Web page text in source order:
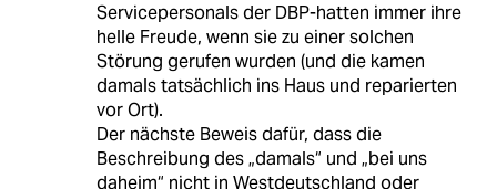
Servicepersonals der DBP-hatten immer ihre
helle Freude, wenn sie zu einer solchen
Störung gerufen wurden (und die kamen
damals tatsächlich ins Haus und reparierten
vor Ort).
Der nächste Beweis dafür, dass die
Beschreibung des „damals“ und „bei uns
daheim“ nicht in Westdeutschland oder